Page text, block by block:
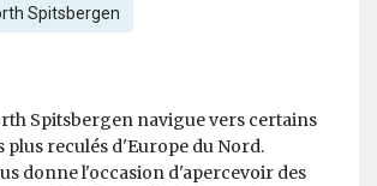
Spitsbergen
Spitsbergen navigue vers certains
plus reculés d'Europe du Nord.
donne l'occasion d'apercevoir des